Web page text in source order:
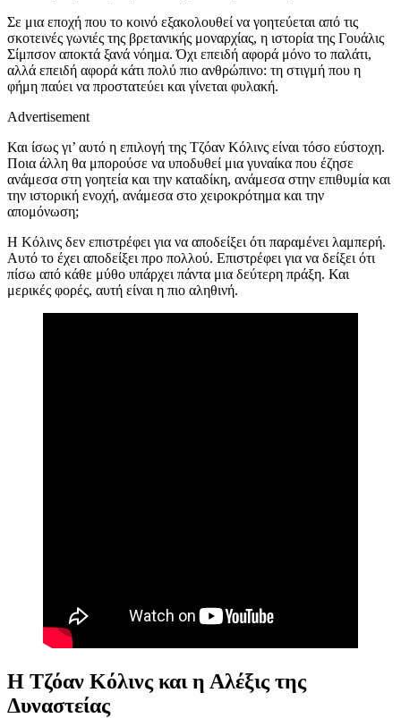
Σε μια εποχή που το κοινό εξακολουθεί να γοητεύεται από τις
σκοτεινές γωνιές της βρετανικής μοναρχίας, η ιστορία της Γουάλις
Σίμπσον αποκτά ξανά νόημα. Όχι επειδή αφορά μόνο το παλάτι,
αλλά επειδή αφορά κάτι πολύ πιο ανθρώπινο: τη στιγμή που η
φήμη παύει να προστατεύει και γίνεται φυλακή.
Advertisement
Και ίσως γι’ αυτό η επιλογή της Τζόαν Κόλινς είναι τόσο εύστοχη.
Ποια άλλη θα μπορούσε να υποδυθεί μια γυναίκα που έζησε
ανάμεσα στη γοητεία και την καταδίκη, ανάμεσα στην επιθυμία και
την ιστορική ενοχή, ανάμεσα στο χειροκρότημα και την
απομόνωση;
Η Κόλινς δεν επιστρέφει για να αποδείξει ότι παραμένει λαμπερή.
Αυτό το έχει αποδείξει προ πολλού. Επιστρέφει για να δείξει ότι
πίσω από κάθε μύθο υπάρχει πάντα μια δεύτερη πράξη. Και
μερικές φορές, αυτή είναι η πιο αληθινή.
Η Τζόαν Κόλινς και η Αλέξις της
Δυναστείας